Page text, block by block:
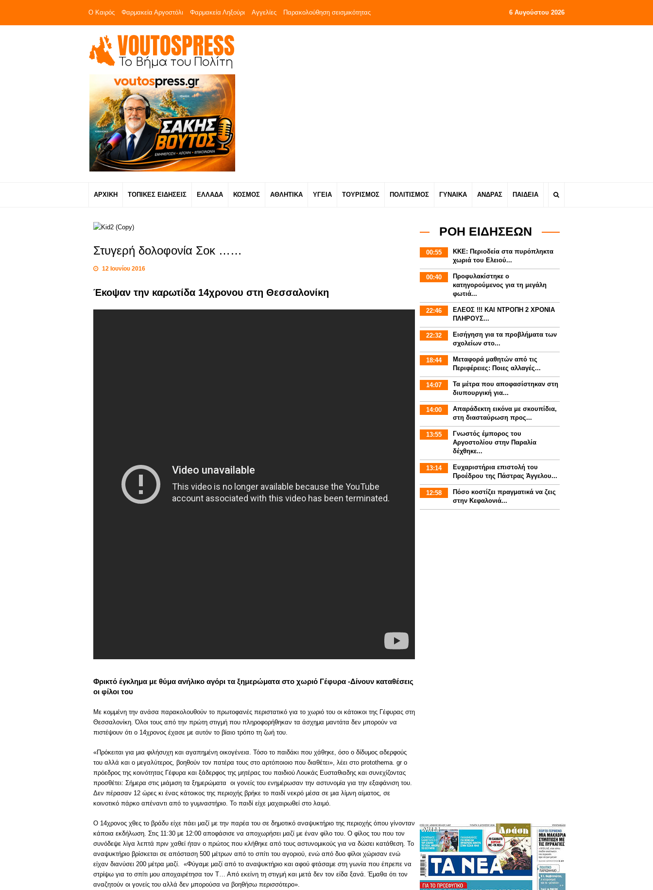
Ο Καιρός Φαρμακεία Αργοστόλι Φαρμακεία Ληξούρι Αγγελίες Παρακολούθηση σεισμικότητας 6 Αυγούστου 2026
ΑΡΧΙΚΗ ΤΟΠΙΚΕΣ ΕΙΔΗΣΕΙΣ ΕΛΛΑΔΑ ΚΟΣΜΟΣ ΑΘΛΗΤΙΚΑ ΥΓΕΙΑ ΤΟΥΡΙΣΜΟΣ ΠΟΛΙΤΙΣΜΟΣ ΓΥΝΑΙΚΑ ΑΝΔΡΑΣ ΠΑΙΔΕΙΑ
Στυγερή δολοφονία Σοκ ……
12 Ιουνίου 2016
Έκοψαν την καρωτίδα 14χρονου στη Θεσσαλονίκη
Φρικτό έγκλημα με θύμα ανήλικο αγόρι τα ξημερώματα στο χωριό Γέφυρα -Δίνουν καταθέσεις
οι φίλοι του
Με κομμένη την ανάσα παρακολουθούν το πρωτοφανές περιστατικό για το χωριό του οι κάτοικοι της Γέφυρας στη
Θεσσαλονίκη. Όλοι τους από την πρώτη στιγμή που πληροφορήθηκαν τα άσχημα μαντάτα δεν μπορούν να
πιστέψουν ότι ο 14χρονος έχασε με αυτόν το βίαιο τρόπο τη ζωή του.
«Πρόκειται για μια φιλήσυχη και αγαπημένη οικογένεια. Τόσο το παιδάκι που χάθηκε, όσο ο δίδυμος αδερφούς
του αλλά και ο μεγαλύτερος, βοηθούν τον πατέρα τους στο αρτόποιοιο που διαθέτει», λέει στο protothema. gr ο
πρόεδρος της κοινότητας Γέφυρα και ξάδερφος της μητέρας του παιδιού Λουκάς Ευσταθιαδης και συνεχίζοντας
προσθέτει: Σήμερα στις μιάμιση τα ξημερώματα οι γονείς του ενημέρωσαν την αστυνομία για την εξαφάνιση του.
Δεν πέρασαν 12 ώρες κι ένας κάτοικος της περιοχής βρήκε το παιδί νεκρό μέσα σε μια λίμνη αίματος, σε
κοινοτικό πάρκο απέναντι από το γυμναστήριο. Το παιδί είχε μαχαιρωθεί στο λαιμό.
Ο 14χρονος χθες το βράδυ είχε πάει μαζί με την παρέα του σε δημοτικό αναψυκτήριο της περιοχής όπου γίνονταν
κάποια εκδήλωση. Στις 11:30 με 12:00 αποφάσισε να αποχωρήσει μαζί με έναν φίλο του. Ο φίλος του που τον
συνόδεψε λίγα λεπτά πριν χαθεί ήταν ο πρώτος που κλήθηκε από τους αστυνομικούς για να δώσει κατάθεση. Το
αναψυκτήριο βρίσκεται σε απόσταση 500 μέτρων από το σπίτι του αγοριού, ενώ από δυο φίλοι χώρισαν ενώ
είχαν διανύσει 200 μέτρα μαζί. «Φύγαμε μαζί από το αναψυκτήριο και αφού φτάσαμε στη γωνία που έπρεπε να
στρίψω για το σπίτι μου αποχαιρέτησα τον Τ… Από εκείνη τη στιγμή και μετά δεν τον είδα ξανά. Έμαθα ότι τον
αναζητούν οι γονείς του αλλά δεν μπορούσα να βοηθήσω περισσότερο».
ΡΟΗ ΕΙΔΗΣΕΩΝ
00:55
ΚΚΕ: Περιοδεία στα πυρόπληκτα
χωριά του Ελειού...
00:40
Προφυλακίστηκε ο
κατηγορούμενος για τη μεγάλη
φωτιά...
22:46
ΕΛΕΟΣ !!! ΚΑΙ ΝΤΡΟΠΗ 2 ΧΡΟΝΙΑ
ΠΛΗΡΟΥΣ...
22:32
Εισήγηση για τα προβλήματα των
σχολείων στο...
18:44
Mεταφορά μαθητών από τις
Περιφέρειες: Ποιες αλλαγές...
14:07
Τα μέτρα που αποφασίστηκαν στη
διυπουργική για...
14:00
Απαράδεκτη εικόνα με σκουπίδια,
στη διασταύρωση προς...
13:55
Γνωστός έμπορος του
Αργοστολίου στην Παραλία
δέχθηκε...
13:14
Ευχαριστήρια επιστολή του
Προέδρου της Πάστρας Άγγελου...
12:58
Πόσο κοστίζει πραγματικά να ζεις
στην Κεφαλονιά...